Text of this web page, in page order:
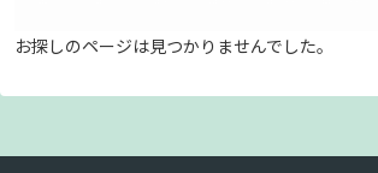
お探しのページは見つかりませんでした。